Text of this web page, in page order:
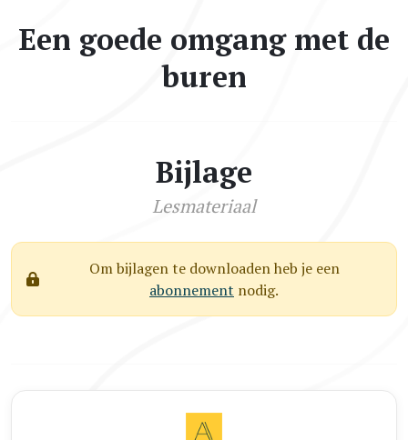
Een goede omgang met de
buren
Bijlage
Lesmateriaal
Om bijlagen te downloaden heb je een
abonnement nodig.